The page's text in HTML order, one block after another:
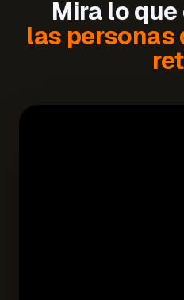
Mira lo
las personas